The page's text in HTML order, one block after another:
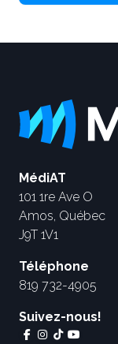
MédiAT
101 1re Ave O
Amos, Québec
J9T 1V1
Téléphone
819 732-4905
Suivez-nous!